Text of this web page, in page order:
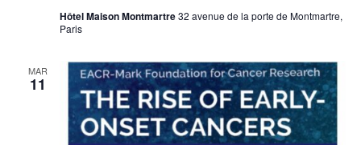
Hôtel Maison Montmartre32 avenue de la porte de Montmartre,
Paris
MAR
11